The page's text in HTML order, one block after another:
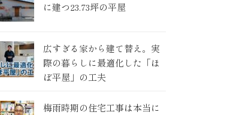
に建つ23.73坪の平屋
広すぎる家から建て替え。実
際の暮らしに最適化した「ほ
ぼ平屋」の工夫
梅雨時期の住宅工事は本当に